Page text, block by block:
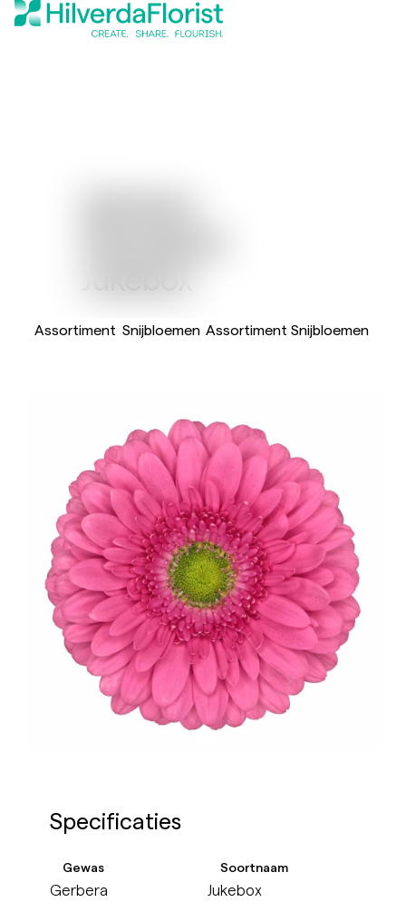
Assortiment Snijbloemen Assortiment Snijbloemen
Specificaties
Gewas
Gerbera
Soortnaam
Jukebox